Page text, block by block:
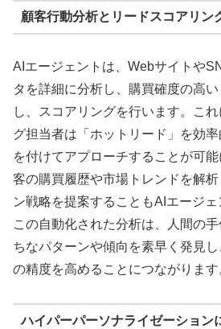
顧客行動分析とリードスコアリン
AIエージェントは、Webサイトや
タを詳細に分析し、購買確度の高
し、スコアリングを行います。こ
グ担当者は「ホットリード」を効
を付けてアプローチすることが可
客の購買履歴や市場トレンドを解
ン戦略を提案することもAIエージェ
この自動化された分析は、人間の
ちなパターンや傾向を素早く発見
の精度を高めることにつながります
ハイパーパーソナライゼーション